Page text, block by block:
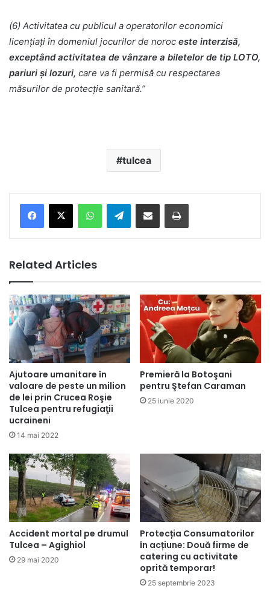
(6) Activitatea cu publicul a operatorilor economici
licențiați în domeniul jocurilor de noroc este interzisă,
exceptând activitatea de vânzare a biletelor de tip LOTO,
pariuri și lozuri, care va fi permisă cu respectarea
măsurilor de protecție sanitară.”
tulcea
Telegram
Related Articles
Ajutoare umanitare în
valoare de peste un milion
de lei prin Crucea Roşie
Tulcea pentru refugiaţii
ucraineni
14 mai 2022
Premieră la Botoşani
pentru Ştefan Caraman
25 iunie 2020
Accident mortal pe drumul
Tulcea – Agighiol
29 mai 2020
Protecția Consumatorilor
în acțiune: Două firme de
catering cu activitate
oprită temporar!
25 septembrie 2023